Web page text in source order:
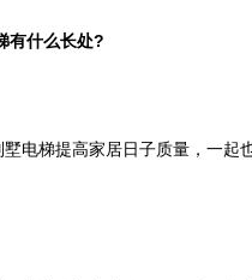
什么长处?
梯提高家居日子质量，一起